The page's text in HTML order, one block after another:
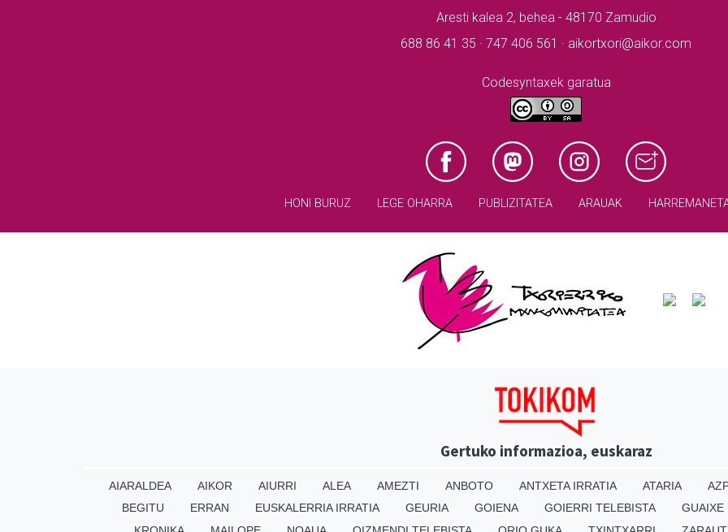
Aresti kalea 2, behea - 48170 Zamudio
688 86 41 35 · 747 406 561 · aikortxori@aikor.com
Codesyntaxek garatua
HONI BURUZ LEGE OHARRA PUBLIZITATEA ARAUAK
Gertuko informazioa, euskaraz
AIARALDEA AIKOR AIURRI ALEA AMEZTI ANBOTO ANTXETA IRRATIA ATARIA
BEGITU
ERRAN EUSKALERRIA IRRATIA GEURIA GOIENA GOIERRI TELEBISTA GUAIXE